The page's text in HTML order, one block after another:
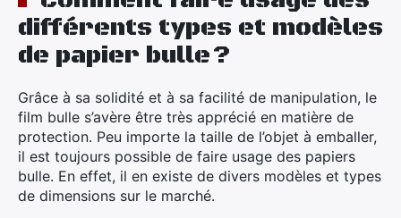
différents types et modèles
de papier bulle ?
Grâce à sa solidité et à sa facilité de manipulation, le
film bulle s’avère être très apprécié en matière de
protection. Peu importe la taille de l’objet à emballer,
il est toujours possible de faire usage des papiers
bulle. En effet, il en existe de divers modèles et types
de dimensions sur le marché.